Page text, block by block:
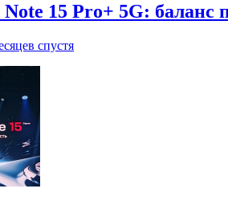
15 Pro+ 5G: баланс
спустя